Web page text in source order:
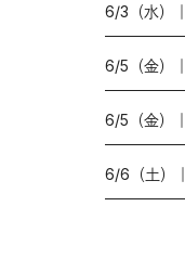
6/3（水）
6/5（金）
6/5（金）
6/6（土）